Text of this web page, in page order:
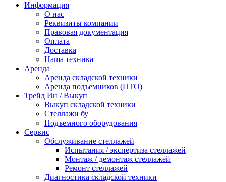
Информация
О нас
Реквизиты компании
Правовая документация
Оплата
Доставка
Наша техника
Аренда
Аренда складской техники
Аренда подъемников (ПТО)
Трейд Ин / Выкуп
Выкуп складской техники
Стеллажи бу
Подъемного оборудования
Сервис
Обслуживание стеллажей
Испытания / экспертиза стеллажей
Монтаж / демонтаж стеллажей
Ремонт стеллажей
Диагностика складской техники